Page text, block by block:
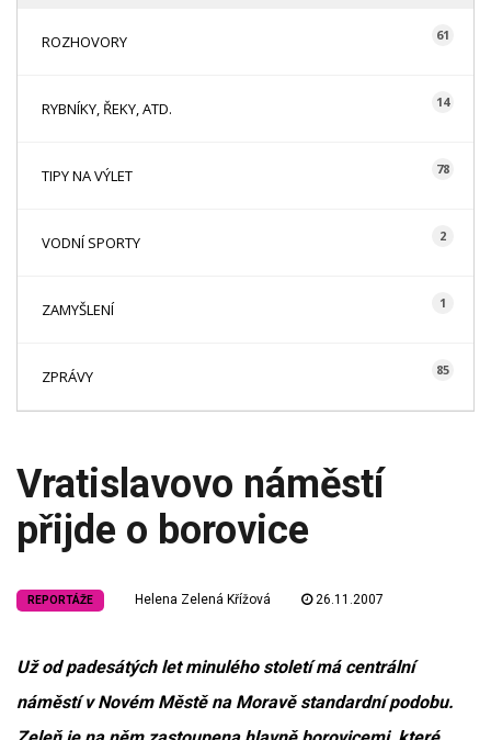
ROZHOVORY 61
RYBNÍKY, ŘEKY, ATD. 14
TIPY NA VÝLET 78
VODNÍ SPORTY 2
ZAMYŠLENÍ 1
ZPRÁVY 85
Vratislavovo náměstí
přijde o borovice
REPORTÁŽE Helena Zelená Křížová 26.11.2007
Už od padesátých let minulého století má centrální
náměstí v Novém Městě na Moravě standardní podobu.